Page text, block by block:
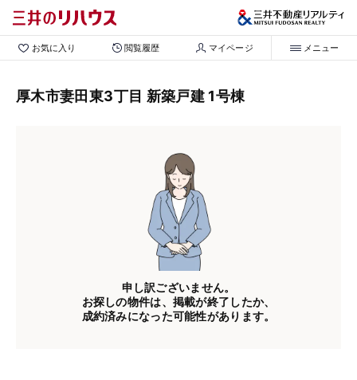
お気に入り 閲覧履歴 マイページ メニュー
厚木市妻田東3丁目 新築戸建 1号棟
申し訳ございません。
お探しの物件は、掲載が終了したか、
成約済みになった可能性があります。